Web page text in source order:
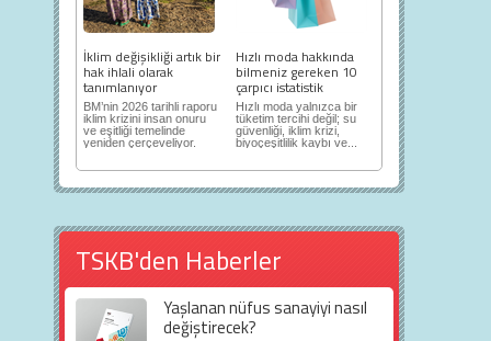
İklim değişikliği artık bir
hak ihlali olarak
tanımlanıyor
BM’nin 2026 tarihli raporu
iklim krizini insan onuru
ve eşitliği temelinde
yeniden çerçeveliyor.
Hızlı moda hakkında
bilmeniz gereken 10
çarpıcı istatistik
Hızlı moda yalnızca bir
tüketim tercihi değil; su
güvenliği, iklim krizi,
biyoçeşitlilik kaybı ve...
TSKB'den Haberler
Yaşlanan nüfus sanayiyi nasıl
değiştirecek?